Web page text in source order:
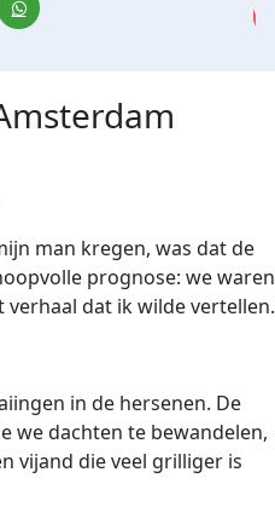
man kregen, was dat de
prognose: we waren
verhaal dat ik wilde vertellen.
in de hersenen. De
we dachten te bewandelen,
vijand die veel grilliger is